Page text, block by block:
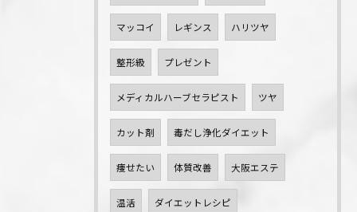
マッコイ レギンス ハリツヤ
整形級 プレゼント
メディカルハーブセラピスト ツヤ
カット剤 毒だし浄化ダイエット
痩せたい 体質改善 大阪エステ
温活 ダイエットレシピ